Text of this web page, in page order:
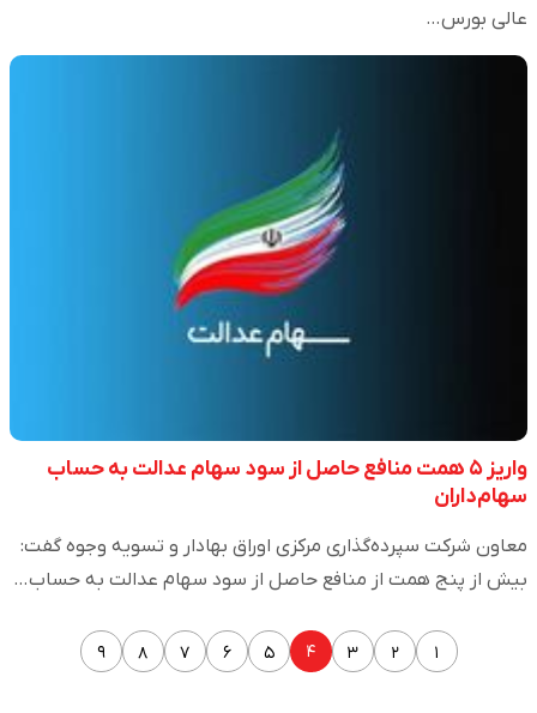
عالی بورس…
واریز ۵ همت منافع حاصل از سود سهام عدالت به حساب
سهام‌داران
معاون شرکت سپرده‌گذاری مرکزی اوراق بهادار و تسویه وجوه گفت:
بیش از پنج همت از منافع حاصل از سود سهام عدالت به حساب…
۱ ۲ ۳ ۴ ۵ ۶ ۷ ۸ ۹